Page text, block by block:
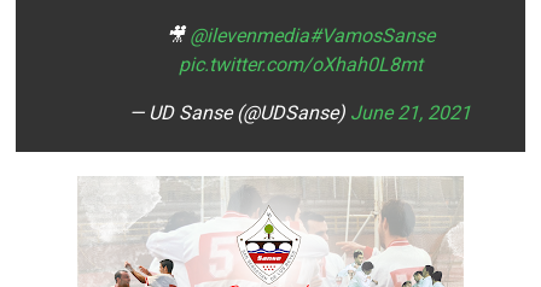
🎥@ilevenmedia#VamosSanse
pic.twitter.com/oXhah0L8mt
— UD Sanse (@UDSanse) June 21, 2021